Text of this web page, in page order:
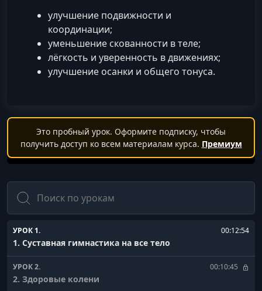
улучшение подвижности и
координации;
уменьшение скованности в теле;
лёгкость и уверенность в движениях;
улучшение осанки и общего тонуса.
Это пробный урок. Оформите подписку, чтобы
получить доступ ко всем материалам курса. Премиум
Поиск
УРОК 1. 00:12:54
1. Суставная гимнастика на все тело
УРОК 2. 00:10:45
2. Здоровые колени